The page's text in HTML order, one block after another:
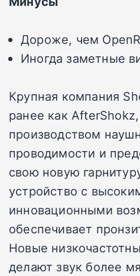
Дороже, чем
Иногда заметные
Крупная компания
ранее как
производством
проводимости и
свою новую
устройство с
инновационными
обеспечивает
Новые
делают звук более